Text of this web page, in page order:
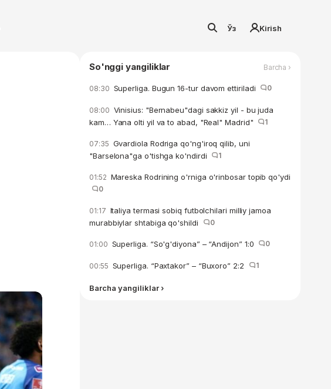
Ўз Kirish
So'nggi yangiliklar Barcha ›
08:30 Superliga. Bugun 16-tur davom ettiriladi 0
08:00 Vinisius: "Bernabeu"dagi sakkiz yil - bu juda
kam… Yana olti yil va to abad, "Real" Madrid"
1
07:35 Gvardiola Rodriga qo'ng'iroq qilib, uni
"Barselona"ga o'tishga ko'ndirdi
1
01:52 Mareska Rodrining o'rniga o'rinbosar topib qo'ydi
0
01:17 Italiya termasi sobiq futbolchilari milliy jamoa
murabbiylar shtabiga qo'shildi
0
01:00 Superliga. “So'g'diyona” – “Andijon” 1:0 0
00:55 Superliga. “Paxtakor” – “Buxoro” 2:2 1
Barcha yangiliklar ›